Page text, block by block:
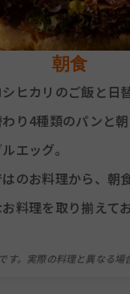
朝食
ヒカリのご飯と日
り4種類のパンと
エッグ。
のお料理から、朝
料理を取り揃えてお
す。実際の料理と異なる場